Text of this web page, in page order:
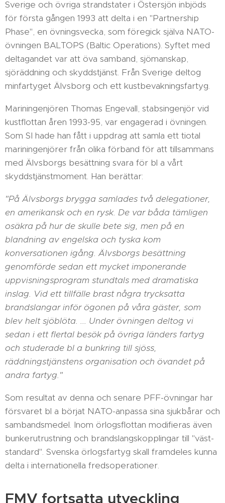
Sverige och övriga strandstater i Östersjön inbjöds
för första gången 1993 att delta i en "Partnership
Phase", en övningsvecka, som föregick själva NATO-
övningen BALTOPS (Baltic Operations). Syftet med
deltagandet var att öva samband, sjömanskap,
sjöräddning och skyddstjänst. Från Sverige deltog
minfartyget Älvsborg och ett kustbevakningsfartyg.
Mariningenjören Thomas Engevall, stabsingenjör vid
kustflottan åren 1993-95, var engagerad i övningen.
Som SI hade han fått i uppdrag att samla ett tiotal
mariningenjörer från olika förband för att tillsammans
med Älvsborgs besättning svara för bl a vårt
skyddstjänstmoment. Han berättar:
"På Älvsborgs brygga samlades två delegationer,
en amerikansk och en rysk. De var båda tämligen
osäkra på hur de skulle bete sig, men på en
blandning av engelska och tyska kom
konversationen igång. Älvsborgs besättning
genomförde sedan ett mycket imponerande
uppvisningsprogram stundtals med dramatiska
inslag. Vid ett tillfälle brast några trycksatta
brandslangar inför ögonen på våra gäster, som
blev helt sjöblöta. ... Under övningen deltog vi
sedan i ett flertal besök på övriga länders fartyg
och studerade bl a bunkring till sjöss,
räddningstjänstens organisation och övandet på
andra fartyg."
Som resultat av denna och senare PFF-övningar har
försvaret bl a börjat NATO-anpassa sina sjukbårar och
sambandsmedel. Inom örlogsflottan modifieras även
bunkerutrustning och brandslangskopplingar till "väst-
standard". Svenska örlogsfartyg skall framdeles kunna
delta i internationella fredsoperationer.
FMV fortsatta utveckling